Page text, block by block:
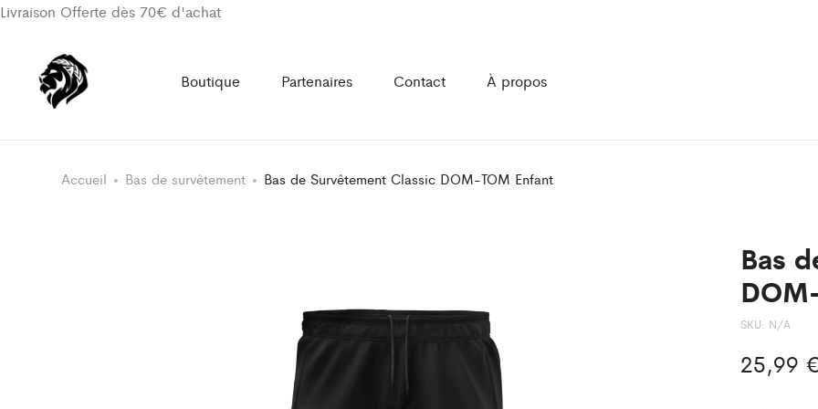
Livraison Offerte dès 70€ d'achat
Boutique Partenaires Contact À propos
Accueil Bas de survêtement Bas de Survêtement Classic DOM-TOM Enfant
Bas
SKU: N/A
25,99